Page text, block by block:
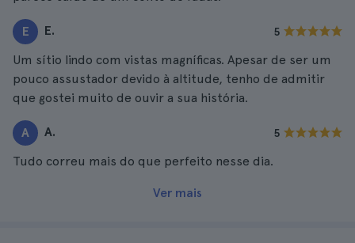
E E. 5
Um sítio lindo com vistas magníficas. Apesar de ser um
pouco assustador devido à altitude, tenho de admitir
que gostei muito de ouvir a sua história.
A A. 5
Tudo correu mais do que perfeito nesse dia.
Ver mais